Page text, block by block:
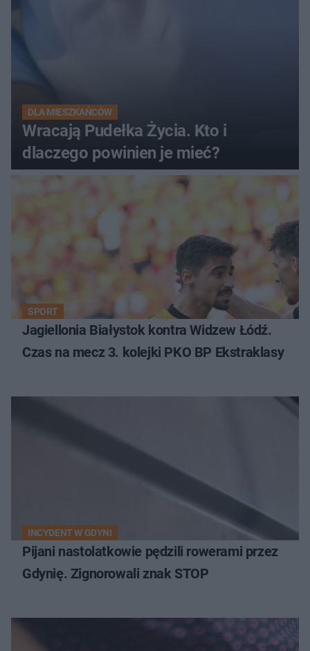
DLA MIESZKAŃCÓW
Wracają Pudełka Życia. Kto i
dlaczego powinien je mieć?
SPORT
Jagiellonia Białystok kontra Widzew Łódź.
Czas na mecz 3. kolejki PKO BP Ekstraklasy
INCYDENT W GDYNI
Pijani nastolatkowie pędzili rowerami przez
Gdynię. Zignorowali znak STOP